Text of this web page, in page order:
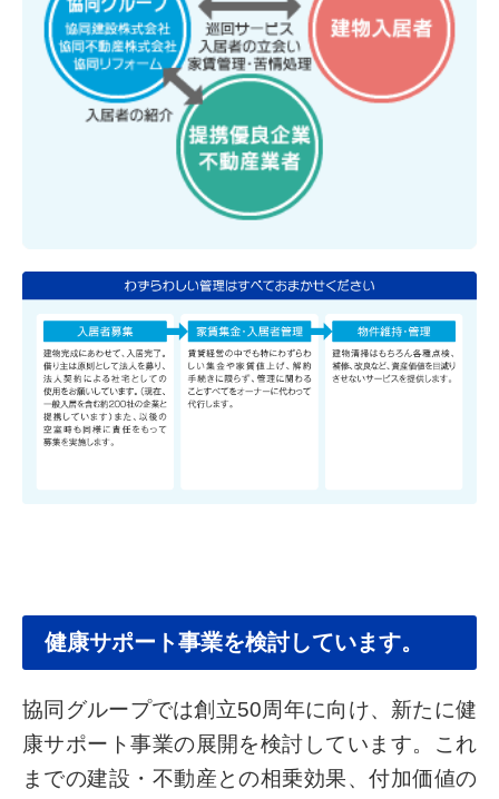
健康サポート事業を検討しています。
協同グループでは創立50周年に向け、新たに健
康サポート事業の展開を検討しています。これ
までの建設・不動産との相乗効果、付加価値の